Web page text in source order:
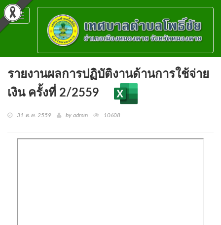
Toggle
navigation
รายงานผลการปฏิบัติงานด้านการใช้จ่าย
เงิน ครั้งที่ 2/2559
31 ต.ค. 2559 by admin 10608